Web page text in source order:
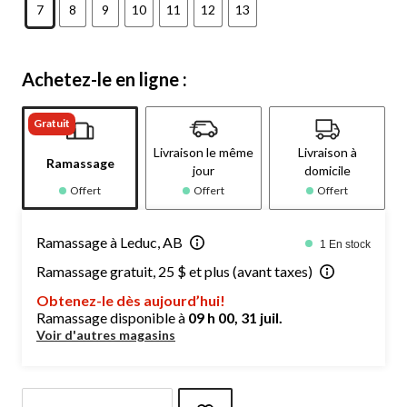
7 8 9 10 11 12 13
Achetez-le en ligne :
Gratuit
Ramassage
Offert
Livraison le même
jour
Offert
Livraison à
domicile
Offert
Ramassage à Leduc, AB 1 En stock
Ramassage gratuit, 25 $ et plus (avant taxes)
Obtenez-le dès aujourd’hui!
Ramassage disponible à 09 h 00, 31 juil.
Voir d'autres magasins